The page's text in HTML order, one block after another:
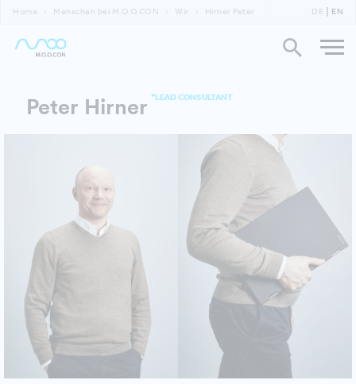
Home Menschen bei M.O.O.CON Wir Hirner Peter DE EN
Peter Hirner *LEAD CONSULTANT